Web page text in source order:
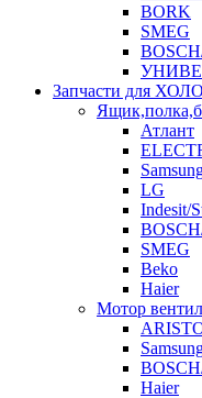
BORK
SMEG
Запчасти для
Атлант
LG
Indesit/
SMEG
Beko
Haier
Мотор
Haier